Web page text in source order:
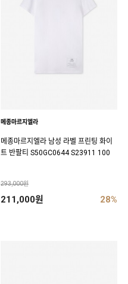
메종마르지엘라
메종마르지엘라 남성 라벨 프린팅 화이
트 반팔티 S50GC0644 S23911 100
293,000원
211,000원 28%